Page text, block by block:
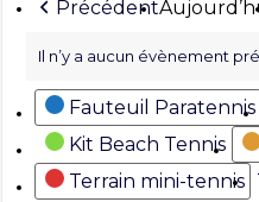
Précédent
Il n’y a aucun évènement
Catégories
Fauteuil Paratennis
Kit Beach Tennis
Terrain mini-tennis